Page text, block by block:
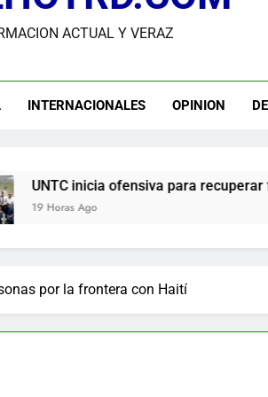
a Lora & Asociados por su compromiso
en Santiago la sexta jornada sobre
ACTUAL Y VERAZ
INTERNACIONALES OPINION
para recuperar fuerza gremial y
por la frontera con Haití